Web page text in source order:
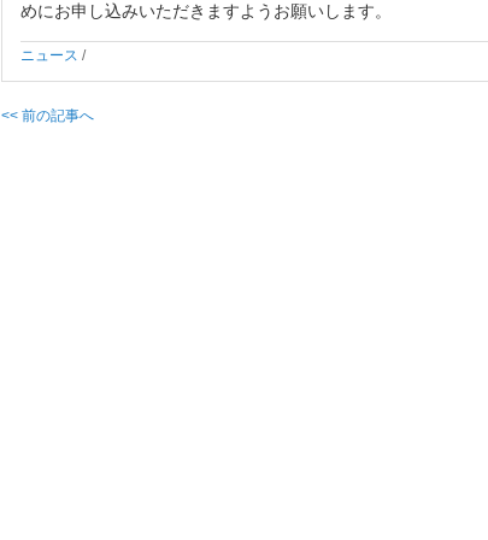
めにお申し込みいただきますようお願いします。
ニュース /
<< 前の記事へ